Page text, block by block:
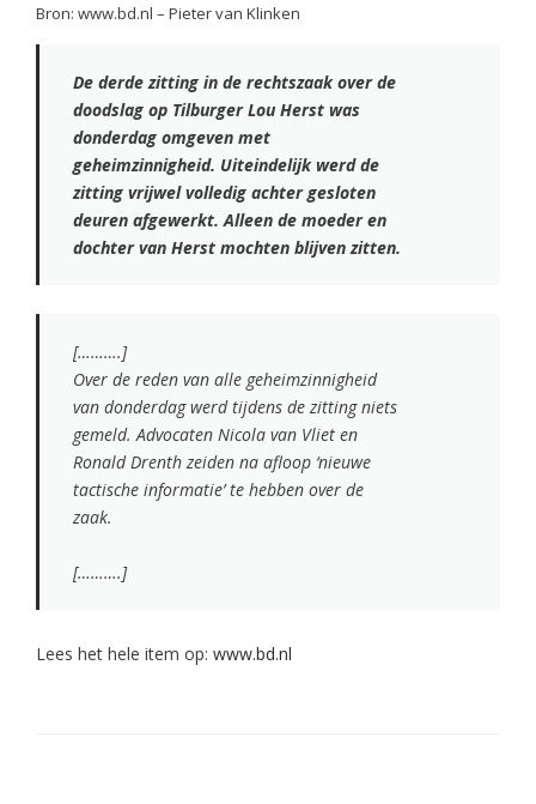
Bron: www.bd.nl – Pieter van Klinken
De derde zitting in de rechtszaak over de
doodslag op Tilburger Lou Herst was
donderdag omgeven met
geheimzinnigheid. Uiteindelijk werd de
zitting vrijwel volledig achter gesloten
deuren afgewerkt. Alleen de moeder en
dochter van Herst mochten blijven zitten.
[……….]
Over de reden van alle geheimzinnigheid
van donderdag werd tijdens de zitting niets
gemeld. Advocaten Nicola van Vliet en
Ronald Drenth zeiden na afloop ‘nieuwe
tactische informatie’ te hebben over de
zaak.
[……….]
Lees het hele item op: www.bd.nl